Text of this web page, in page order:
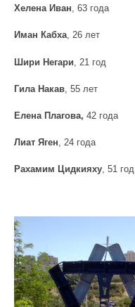
Хелена Иван, 63 года
Иман Кабха, 26 лет
Шири Негари , 21 год
Гила Накав , 55 лет
Елена Плагова, 42 года
Лиат Яген, 24 года
Рахамим Цидкияху, 51 год